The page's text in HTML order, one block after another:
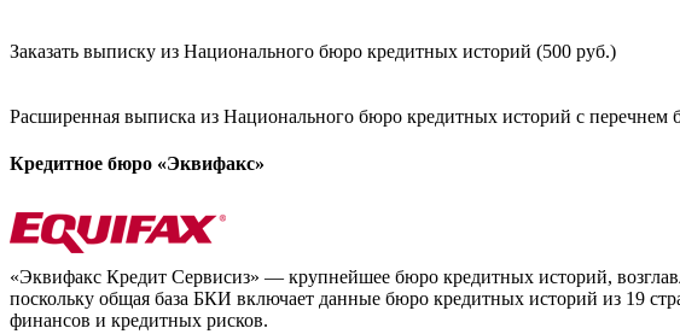
Заказать выписку из Национального бюро кредитных историй (500 руб.)
Расширенная выписка из Национального бюро кредитных историй с перечнем
Кредитное бюро «Эквифакс»
«Эквифакс Кредит Сервисиз» — крупнейшее бюро кредитных историй,
поскольку общая база БКИ включает данные бюро кредитных историй из 19
финансов и кредитных рисков.